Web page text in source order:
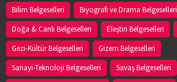
Bilim Belgeselleri Biyografi ve Drama Belgeselleri
Doğa & Canlı Belgeselleri
Eleştiri Belgeselleri
Gezi-Kültür Belgeselleri
Gizem Belgeselleri
Sanayi-Teknoloji Belgeselleri
Savaş Belgeselleri